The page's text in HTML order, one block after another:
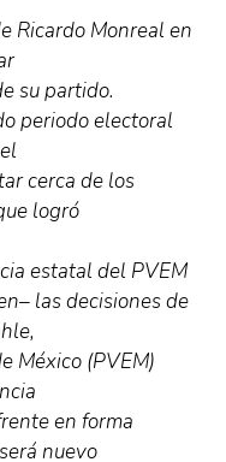
Ricardo Monreal en
su partido.
periodo electoral
cerca de los
logró
estatal del PVEM
las decisiones de
México (PVEM)
en forma
nuevo